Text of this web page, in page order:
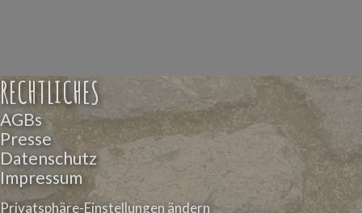
RECHTLICHES
AGBs
Presse
Datenschutz
Impressum
Privatsphäre-Einstellungen ändern